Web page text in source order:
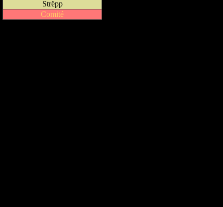
Strëpp
Comité